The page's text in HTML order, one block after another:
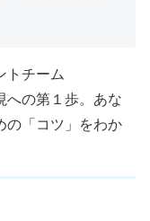
トチーム
への第１歩。あな
の「コツ」をわか